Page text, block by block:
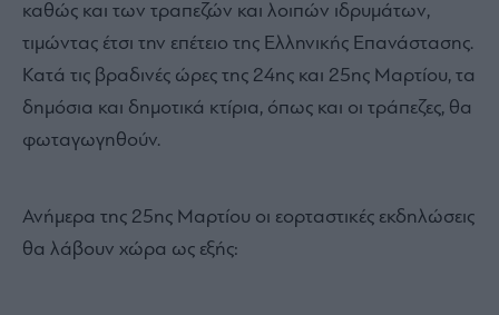
καθώς και των τραπεζών και λοιπών ιδρυμάτων,
τιμώντας έτσι την επέτειο της Ελληνικής Επανάστασης.
Κατά τις βραδινές ώρες της 24ης και 25ης Μαρτίου, τα
δημόσια και δημοτικά κτίρια, όπως και οι τράπεζες, θα
φωταγωγηθούν.
Ανήμερα της 25ης Μαρτίου οι εορταστικές εκδηλώσεις
θα λάβουν χώρα ως εξής: